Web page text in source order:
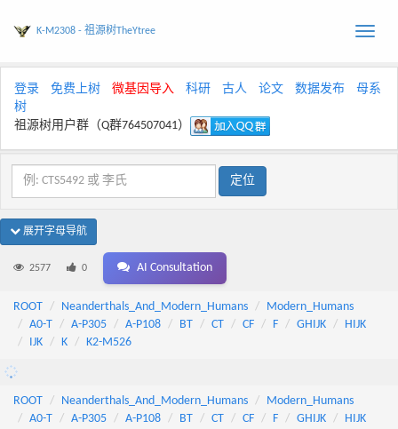
Toggle
K-M2308 - 祖源树TheYtree
登录 免费上树 微基因导入 科研 古人 论文 数据发布
母系
树
祖源树用户群（Q群764507041）
展开字母导航
2577 0 AI Consultation
ROOT Neanderthals_And_Modern_Humans
Modern_Humans
A0-T
A-P305 A-P108 BT CT CF F GHIJK
HIJK
IJK
K K2-M526
ROOT Neanderthals_And_Modern_Humans
Modern_Humans
A0-T
A-P305 A-P108 BT CT CF F GHIJK
HIJK